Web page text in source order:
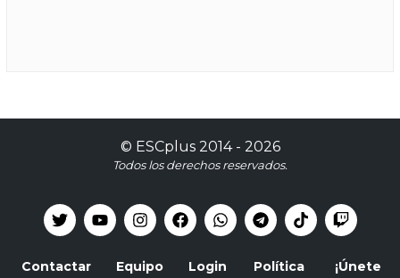
© ESCplus2014 - 2026
Todos los derechos reservados.
Contactar Equipo Login Política ¡Únete